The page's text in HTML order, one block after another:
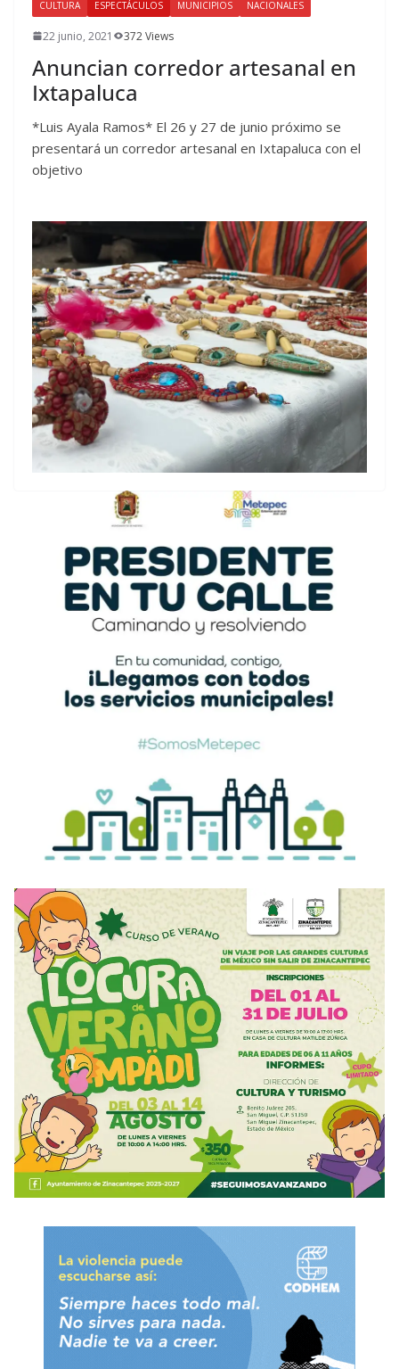
CULTURA ESPECTÁCULOS MUNICIPIOS NACIONALES
22 junio, 2021 372 Views
Anuncian corredor artesanal en
Ixtapaluca
*Luis Ayala Ramos* El 26 y 27 de junio próximo se
presentará un corredor artesanal en Ixtapaluca con el
objetivo